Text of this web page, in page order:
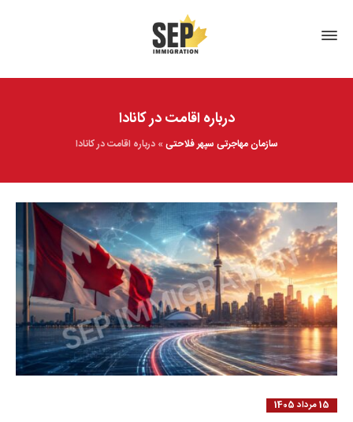
درباره اقامت در کانادا
سازمان مهاجرتی سپهر فلاحتی»درباره اقامت در کانادا
15 مرداد 1405